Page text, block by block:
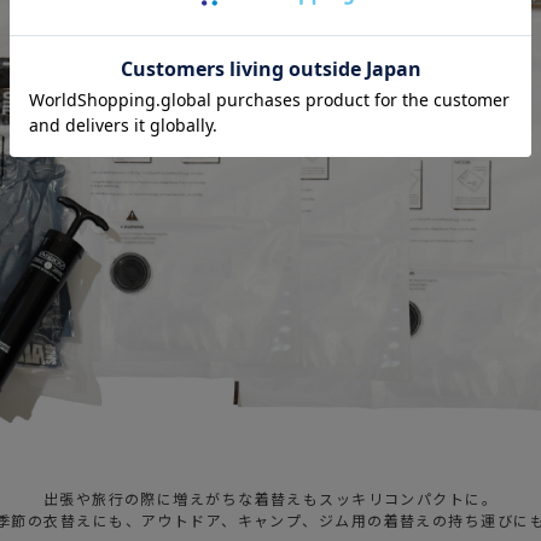
出張や旅行の際に増えがちな着替えもスッキリコンパクトに。
節の衣替えにも、アウトドア、キャンプ、ジム用の着替えの持ち運びに